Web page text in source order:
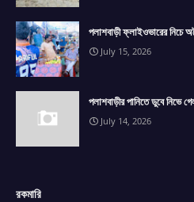
পলাশবাড়ী ফ্লাইওভারের নিচে
July 15, 2026
পলাশবাড়ীর পানিতে ডুবে নিভে
July 14, 2026
রকমারি